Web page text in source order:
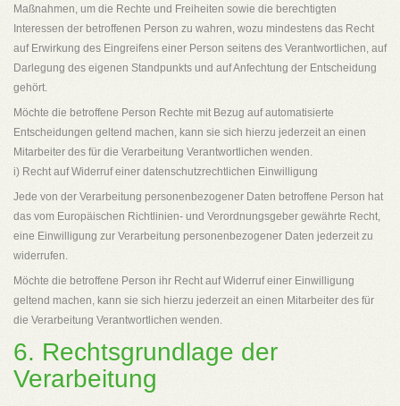
Maßnahmen, um die Rechte und Freiheiten sowie die berechtigten
Interessen der betroffenen Person zu wahren, wozu mindestens das Recht
auf Erwirkung des Eingreifens einer Person seitens des Verantwortlichen, auf
Darlegung des eigenen Standpunkts und auf Anfechtung der Entscheidung
gehört.
Möchte die betroffene Person Rechte mit Bezug auf automatisierte
Entscheidungen geltend machen, kann sie sich hierzu jederzeit an einen
Mitarbeiter des für die Verarbeitung Verantwortlichen wenden.
i) Recht auf Widerruf einer datenschutzrechtlichen Einwilligung
Jede von der Verarbeitung personenbezogener Daten betroffene Person hat
das vom Europäischen Richtlinien- und Verordnungsgeber gewährte Recht,
eine Einwilligung zur Verarbeitung personenbezogener Daten jederzeit zu
widerrufen.
Möchte die betroffene Person ihr Recht auf Widerruf einer Einwilligung
geltend machen, kann sie sich hierzu jederzeit an einen Mitarbeiter des für
die Verarbeitung Verantwortlichen wenden.
6. Rechtsgrundlage der
Verarbeitung